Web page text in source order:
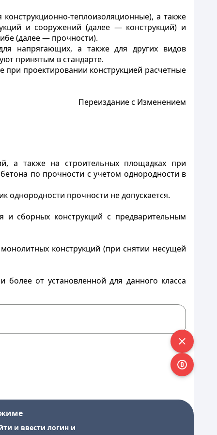
теплоизоляционные), а также
и сооружений (далее — конструкций) и
(далее — прочности).
напрягающих, а также для других видов
принятым в стандарте.
проектировании конструкцией расчетные
Переиздание с Изменением
а также на строительных площадках при
по прочности с учетом однородности в
однородности прочности не допускается.
сборных конструкций с предварительным
конструкций (при снятии несущей
от установленной для данного класса
и ввести логин и